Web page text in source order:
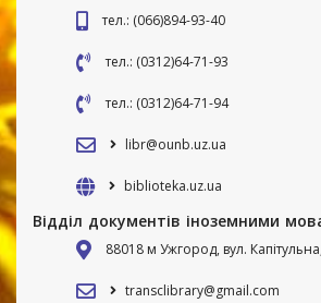
тел.: (066)894-93-40
тел.: (0312)64-71-93
тел.: (0312)64-71-94
libr@ounb.uz.ua
biblioteka.uz.ua
Відділ документів іноземними
88018 м Ужгород, вул.
transclibrary@gmail.com